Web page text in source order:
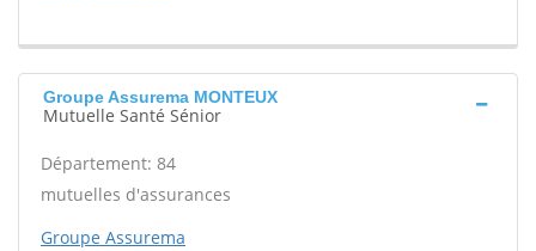
Groupe Assurema MONTEUX
Mutuelle Santé Sénior
Département: 84
mutuelles d'assurances
Groupe Assurema